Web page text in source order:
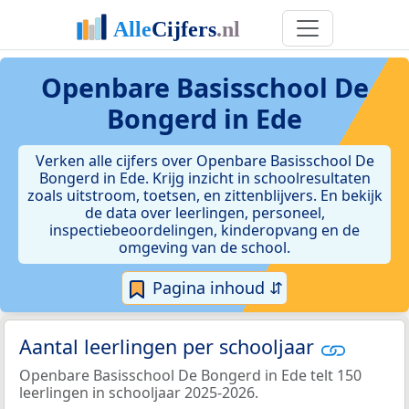
Openbare Basisschool De
Bongerd in Ede
Verken alle cijfers over Openbare Basisschool De
Bongerd in Ede. Krijg inzicht in schoolresultaten
zoals uitstroom, toetsen, en zittenblijvers. En bekijk
de data over leerlingen, personeel,
inspectiebeoordelingen, kinderopvang en de
omgeving van de school.
Pagina inhoud ⇵
Aantal leerlingen per schooljaar
Openbare Basisschool De Bongerd in Ede telt 150
leerlingen in schooljaar 2025-2026.